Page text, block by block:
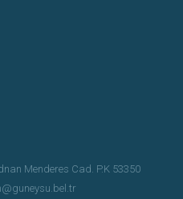
Menderes Cad. P.K 53350